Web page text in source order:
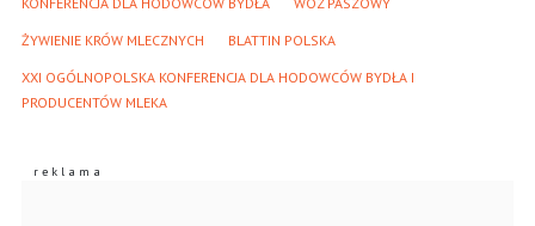
ŻYWIENIE KRÓW MLECZNYCH BLATTIN POLSKA
XXI OGÓLNOPOLSKA KONFERENCJA DLA HODOWCÓW BYDŁA I
PRODUCENTÓW MLEKA